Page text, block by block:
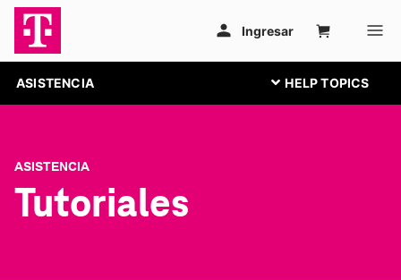
ASISTENCIA
ASISTENCIA
Tutoriales